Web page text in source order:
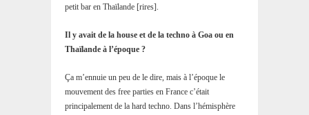
petit bar en Thaïlande [rires].
Il y avait de la house et de la techno à Goa ou en
Thaïlande à l’époque ?
Ça m’ennuie un peu de le dire, mais à l’époque le
mouvement des free parties en France c’était
principalement de la hard techno. Dans l’hémisphère